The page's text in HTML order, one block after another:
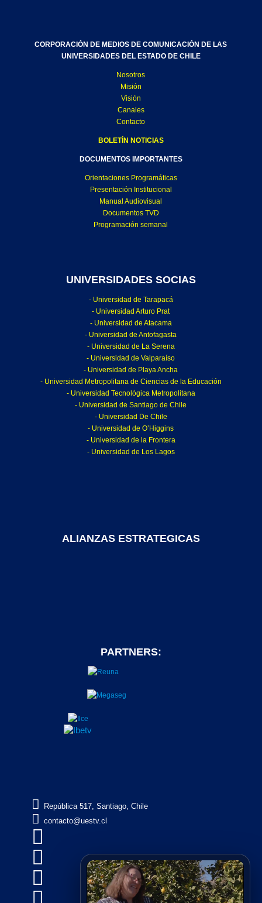
CORPORACIÓN DE MEDIOS DE COMUNICACIÓN DE LAS
UNIVERSIDADES DEL ESTADO DE CHILE
Nosotros
Misión
Visión
Canales
Contacto
BOLETÍN NOTICIAS
DOCUMENTOS IMPORTANTES
Orientaciones Programáticas
Presentación Institucional
Manual Audiovisual
Documentos TVD
Programación semanal
UNIVERSIDADES SOCIAS
- Universidad de Tarapacá
- Universidad Arturo Prat
- Universidad de Atacama
- Universidad de Antofagasta
- Universidad de La Serena
- Universidad de Valparaíso
- Universidad de Playa Ancha
- Universidad Metropolitana de Ciencias de la Educación
- Universidad Tecnológica Metropolitana
- Universidad de Santiago de Chile
- Universidad De Chile
- Universidad de O’Higgins
- Universidad de la Frontera
- Universidad de Los Lagos
ALIANZAS ESTRATEGICAS
PARTNERS:
 República 517, Santiago, Chile
 contacto@uestv.cl


